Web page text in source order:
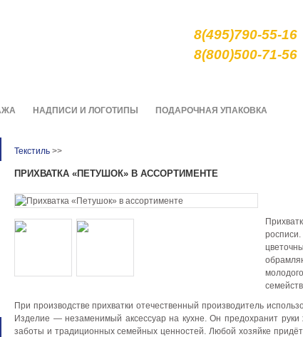
8(495)790-55-16
8(800)500-71-56
НАДПИСИ И ЛОГОТИПЫ ПОДАРОЧНАЯ УПАКОВКА
Текстиль >>
ПРИХВАТКА «ПЕТУШОК» В АССОРТИМЕНТЕ
При производстве прихватки отечественный производитель
Изделие — незаменимый аксессуар на кухне. Он предохранит руки
заботы и традиционных семейных ценностей. Любой хозяйке